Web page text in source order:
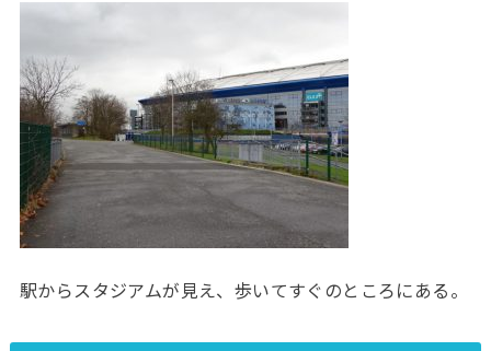
駅からスタジアムが見え、歩いてすぐのところにある。